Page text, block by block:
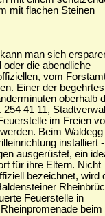
mit flachen Steinen
man sich
die abendliche
vom
Einer der
oberhalb
254 41 11,
im Freien
Beim
installiert
ausgerüstet, ein
für ihre Eltern. Nicht
bezeichnet, wird
Feuerstelle in
beim